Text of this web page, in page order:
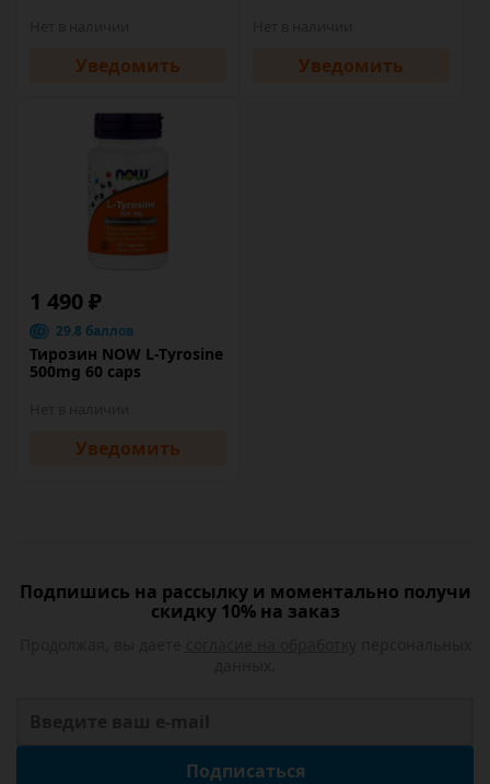
Уведомить Уведомить
1 490 ₽
29.8 баллов
Тирозин NOW L-Tyrosine
500mg 60 caps
Уведомить
Подпишись на рассылку и моментально получи
скидку 10% на заказ
Подписаться